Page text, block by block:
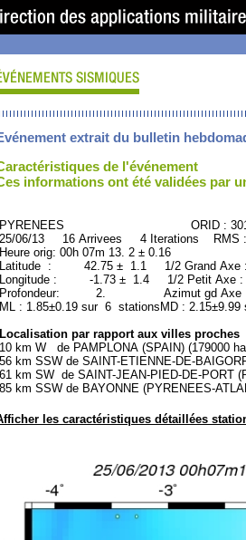
extrait du bulletin
de l'événement
informations ont été validées par
PYRENEES ORID :
25/06/13 16 Arrivees 4 Iterations RMS
Heure orig: 00h 07m 13. 2 ± 0.16
Latitude : 42.75 ± 1.1 1/2 Grand
Longitude : -1.73 ± 1.4 1/2 Petit Axe
Profondeur: 2. Azimut gd Axe :
ML : 1.85±0.19 sur 6 stationsMD :
Localisation par rapport aux villes proches
10 km W de PAMPLONA (SPAIN) (179000
56 km SSW de SAINT-ETIENNE-DE-
61 km SW de SAINT-JEAN-PIED-DE-PORT
85 km SSW de BAYONNE (PYRENEES-
les caractéristiques détaillées